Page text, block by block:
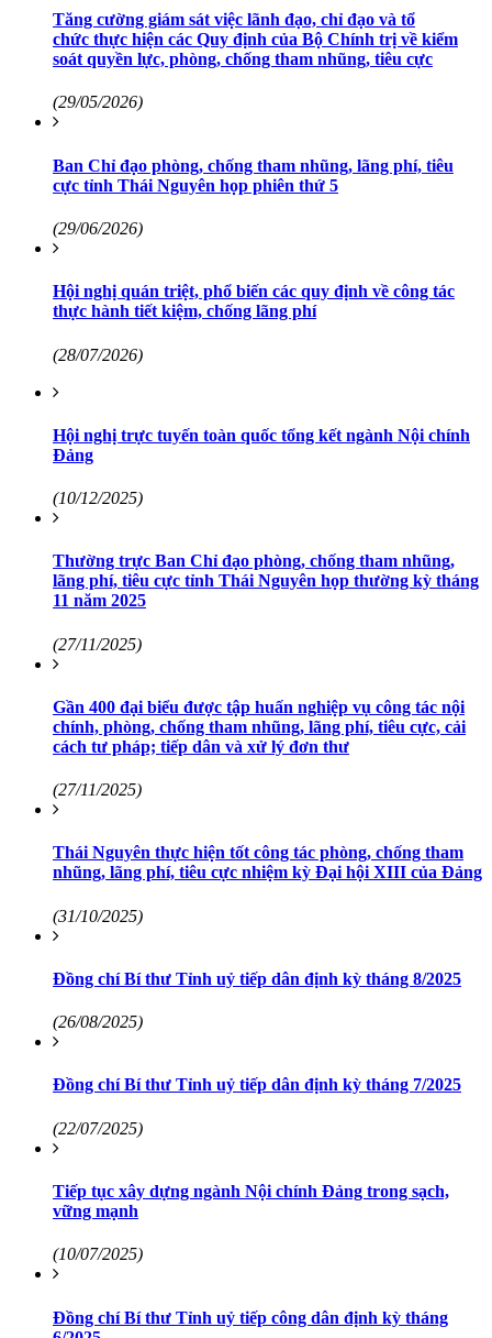
Tăng cường giám sát việc lãnh đạo, chỉ đạo và tổ
chức thực hiện các Quy định của Bộ Chính trị về kiểm
soát quyền lực, phòng, chống tham nhũng, tiêu cực
(29/05/2026)
Ban Chỉ đạo phòng, chống tham nhũng, lãng phí, tiêu
cực tỉnh Thái Nguyên họp phiên thứ 5
(29/06/2026)
Hội nghị quán triệt, phổ biến các quy định về công tác
thực hành tiết kiệm, chống lãng phí
(28/07/2026)
Hội nghị trực tuyến toàn quốc tổng kết ngành Nội chính
Đảng
(10/12/2025)
Thường trực Ban Chỉ đạo phòng, chống tham nhũng,
lãng phí, tiêu cực tỉnh Thái Nguyên họp thường kỳ tháng
11 năm 2025
(27/11/2025)
Gần 400 đại biểu được tập huấn nghiệp vụ công tác nội
chính, phòng, chống tham nhũng, lãng phí, tiêu cực, cải
cách tư pháp; tiếp dân và xử lý đơn thư
(27/11/2025)
Thái Nguyên thực hiện tốt công tác phòng, chống tham
nhũng, lãng phí, tiêu cực nhiệm kỳ Đại hội XIII của Đảng
(31/10/2025)
Đồng chí Bí thư Tỉnh uỷ tiếp dân định kỳ tháng 8/2025
(26/08/2025)
Đồng chí Bí thư Tỉnh uỷ tiếp dân định kỳ tháng 7/2025
(22/07/2025)
Tiếp tục xây dựng ngành Nội chính Đảng trong sạch,
vững mạnh
(10/07/2025)
Đồng chí Bí thư Tỉnh uỷ tiếp công dân định kỳ tháng